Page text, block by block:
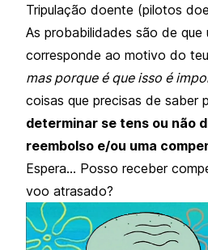
Tripulação doente (pilotos
As probabilidades são de que
corresponde ao motivo do
mas porque é que isso é
coisas que precisas de saber
determinar se tens ou não
reembolso e/ou uma
Espera… Posso receber
voo atrasado?